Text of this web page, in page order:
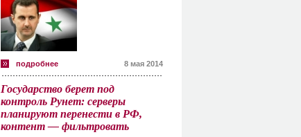
подробнее 8 мая 2014
Государство берет под
контроль Рунет: серверы
планируют перенести в РФ,
контент — фильтровать